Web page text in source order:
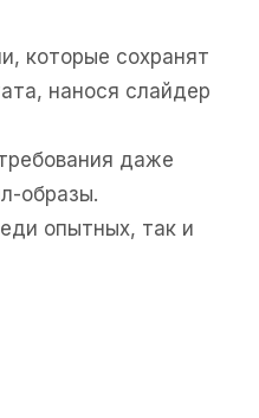
которые сохранят
нанося слайдер
даже
образы.
опытных, так и